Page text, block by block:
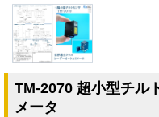
TM-2070 超小型チル
メータ